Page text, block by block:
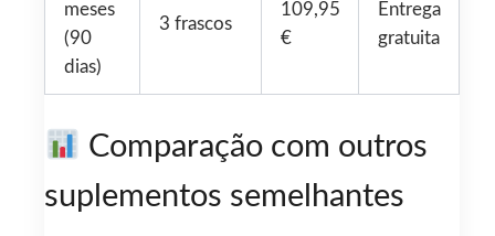
meses
(90
dias)
3 frascos
109,95
€
Entrega
gratuita
Comparação com outros
suplementos semelhantes